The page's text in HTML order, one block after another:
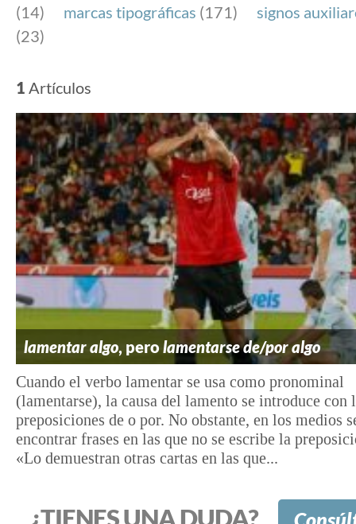
(14)
marcas tipográficas (171)
signos
(23)
1 Artículos
lamentar algo, perolamentarse de/por algo
Cuando el verbo lamentar se usa como pronominal
(lamentarse), la causa del lamento se introduce con
preposiciones de o por. No obstante, en los medios
encontrar frases en las que no se escribe la
«Lo demuestran otras cartas en las que...
¿TIENES UNA DUDA?